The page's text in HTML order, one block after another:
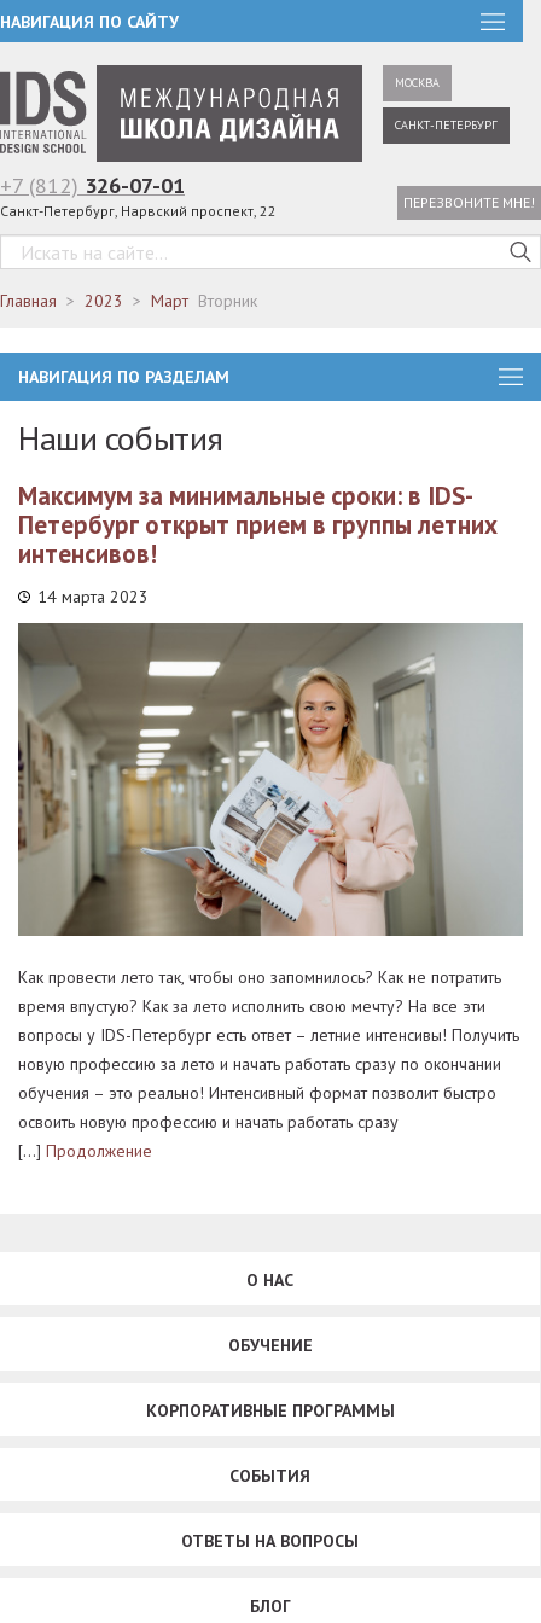
НАВИГАЦИЯ ПО САЙТУ
МОСКВА
САНКТ-ПЕТЕРБУРГ
+7 (812) 326-07-01
Санкт-Петербург, Нарвский проспект, 22 ПЕРЕЗВОНИТЕ МНЕ!
Главная 2023 Март Вторник
НАВИГАЦИЯ ПО РАЗДЕЛАМ
Наши события
Максимум за минимальные сроки: в IDS-
Петербург открыт прием в группы летних
интенсивов!
14 марта 2023
Как провести лето так, чтобы оно запомнилось? Как не потратить
время впустую? Как за лето исполнить свою мечту? На все эти
вопросы у IDS-Петербург есть ответ – летние интенсивы! Получить
новую профессию за лето и начать работать сразу по окончании
обучения – это реально! Интенсивный формат позволит быстро
освоить новую профессию и начать работать сразу
[…] Продолжение
О НАС
ОБУЧЕНИЕ
КОРПОРАТИВНЫЕ ПРОГРАММЫ
СОБЫТИЯ
ОТВЕТЫ НА ВОПРОСЫ
БЛОГ